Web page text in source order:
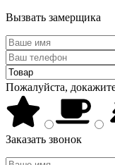
Вызвать замерщика
Пожалуйста,
Заказать звонок